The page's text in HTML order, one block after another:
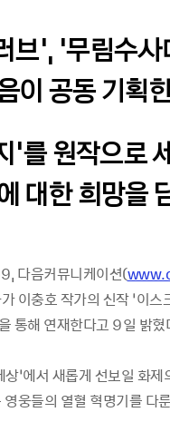
브’, ‘무림수
이 공동 기획
’를 원작으로
대한 희망을
음커뮤니케이션(
이충호 작가의 신작 ‘이스
통해 연재한다고 9일 밝혔
상’에서 새롭게 선보일 화
웅들의 열혈 혁명기를 다